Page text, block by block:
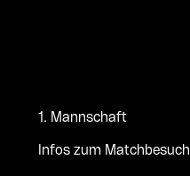
1. Mannschaft
Infos zum Matchbesuch